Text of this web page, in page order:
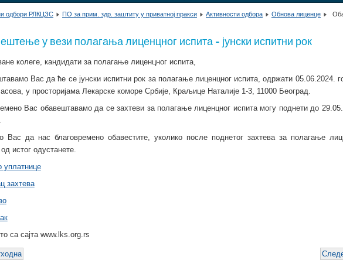
одбори РЛКЦЗС ПО за прим. здр. заштиту у приватној пракси Активности одбора Обнова лиценце
у вези полагања лиценцног испита - јунски испитни рок
колеге, кандидати за полагање лиценцног испита,
Вас да ће се јунски испитни рок за полагање лиценцног испита, одржати 05.06.2024.
у просторијама Лекарске коморе Србије, Краљице Наталије 1-3, 11000 Београд.
Вас обавештавамо да се захтеви за полагање лиценцног испита могу поднети до
Вас да нас благовремено обавестите, уколико после поднетог захтева за полагање
истог одустанете.
уплатнице
захтева
са сајта www.lks.org.rs